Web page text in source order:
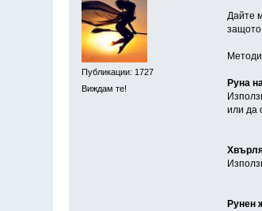
Публикации: 1727
Виждам те!
Дайте
Руна
или да
Рунен